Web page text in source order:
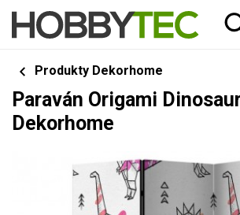
Produkty Dekorhome
Paraván Origami
Dekorhome